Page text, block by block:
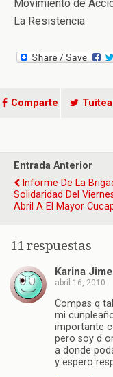
Movimiento de
La Resistencia
Comparte Tuitea
Entrada Anterior
Informe De La
Solidaridad Del
Abril A El Mayor
11 respuestas
Karina
abril 16, 2010
Compas q
mi
importante
pero soy d
a donde
y espero